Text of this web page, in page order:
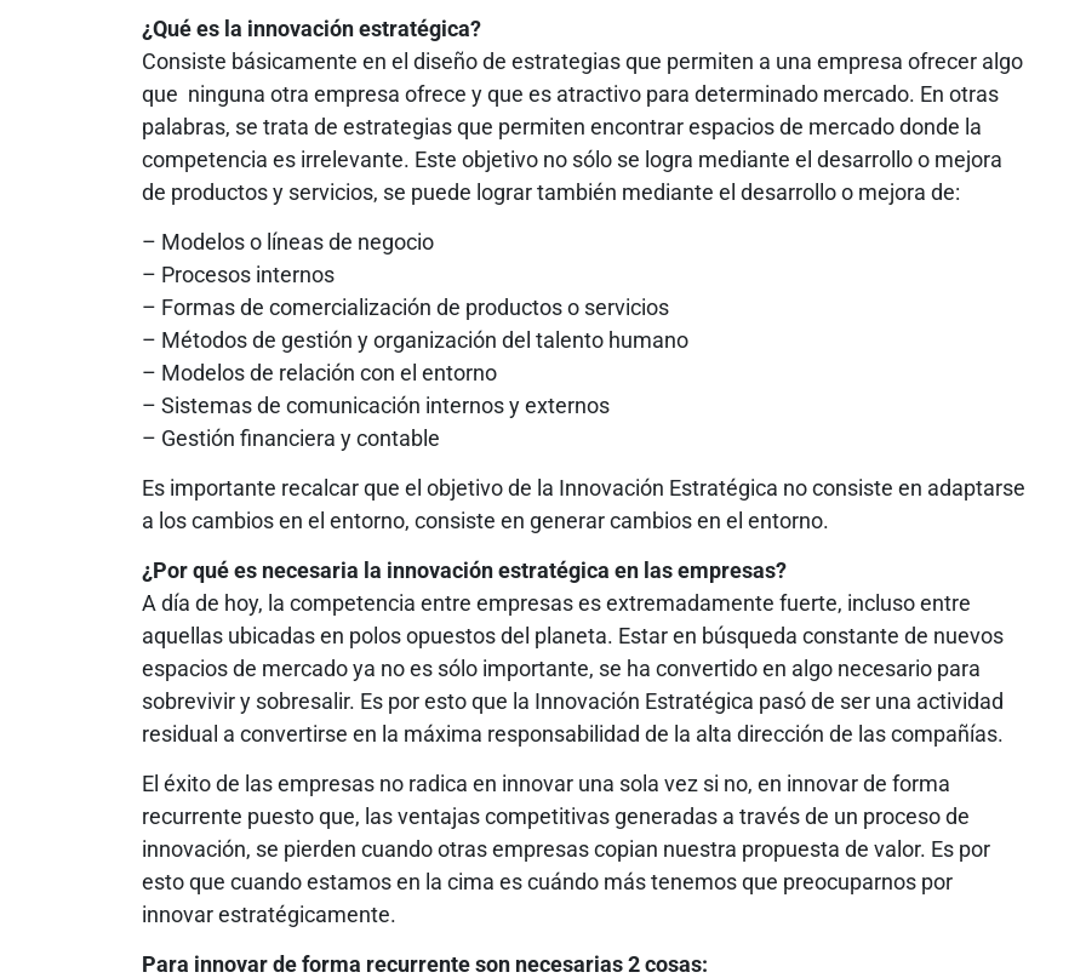
¿Qué es la innovación estratégica?
Consiste básicamente en el diseño de estrategias que permiten a una empresa ofrecer algo
que ninguna otra empresa ofrece y que es atractivo para determinado mercado. En otras
palabras, se trata de estrategias que permiten encontrar espacios de mercado donde la
competencia es irrelevante. Este objetivo no sólo se logra mediante el desarrollo o mejora
de productos y servicios, se puede lograr también mediante el desarrollo o mejora de:
– Modelos o líneas de negocio
– Procesos internos
– Formas de comercialización de productos o servicios
– Métodos de gestión y organización del talento humano
– Modelos de relación con el entorno
– Sistemas de comunicación internos y externos
– Gestión financiera y contable
Es importante recalcar que el objetivo de la Innovación Estratégica no consiste en adaptarse
a los cambios en el entorno, consiste en generar cambios en el entorno.
¿Por qué es necesaria la innovación estratégica en las empresas?
A día de hoy, la competencia entre empresas es extremadamente fuerte, incluso entre
aquellas ubicadas en polos opuestos del planeta. Estar en búsqueda constante de nuevos
espacios de mercado ya no es sólo importante, se ha convertido en algo necesario para
sobrevivir y sobresalir. Es por esto que la Innovación Estratégica pasó de ser una actividad
residual a convertirse en la máxima responsabilidad de la alta dirección de las compañías.
El éxito de las empresas no radica en innovar una sola vez si no, en innovar de forma
recurrente puesto que, las ventajas competitivas generadas a través de un proceso de
innovación, se pierden cuando otras empresas copian nuestra propuesta de valor. Es por
esto que cuando estamos en la cima es cuándo más tenemos que preocuparnos por
innovar estratégicamente.
Para innovar de forma recurrente son necesarias 2 cosas: